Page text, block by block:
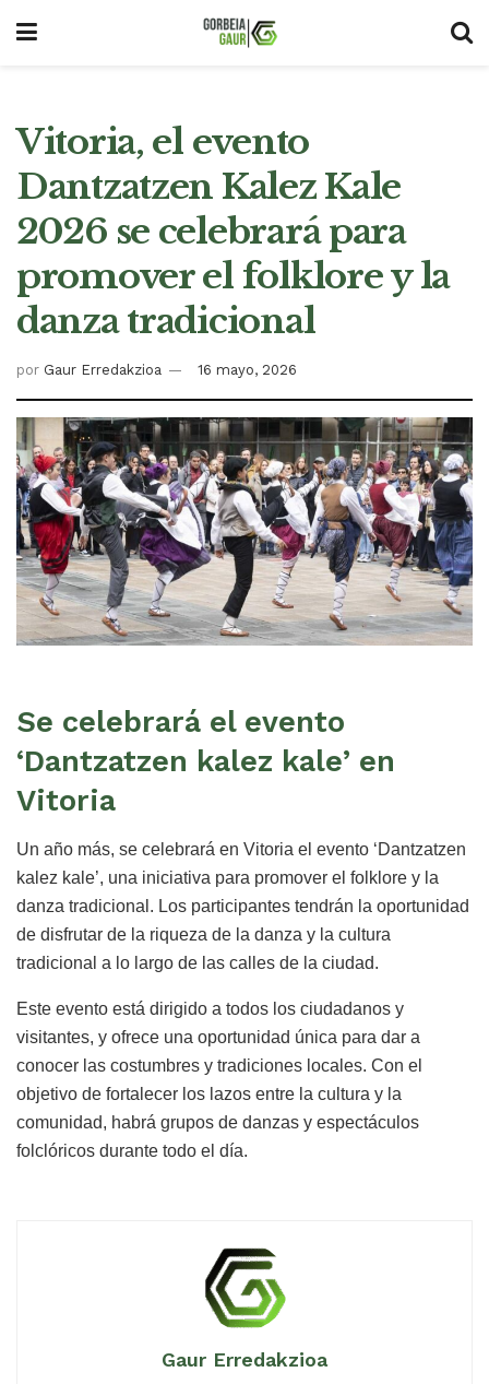
Vitoria, el evento
Dantzatzen Kalez Kale
2026 se celebrará para
promover el folklore y la
danza tradicional
por Gaur Erredakzioa 16 mayo, 2026
Se celebrará el evento
‘Dantzatzen kalez kale’ en
Vitoria
Un año más, se celebrará en Vitoria el evento ‘Dantzatzen
kalez kale’, una iniciativa para promover el folklore y la
danza tradicional. Los participantes tendrán la oportunidad
de disfrutar de la riqueza de la danza y la cultura
tradicional a lo largo de las calles de la ciudad.
Este evento está dirigido a todos los ciudadanos y
visitantes, y ofrece una oportunidad única para dar a
conocer las costumbres y tradiciones locales. Con el
objetivo de fortalecer los lazos entre la cultura y la
comunidad, habrá grupos de danzas y espectáculos
folclóricos durante todo el día.
Gaur Erredakzioa